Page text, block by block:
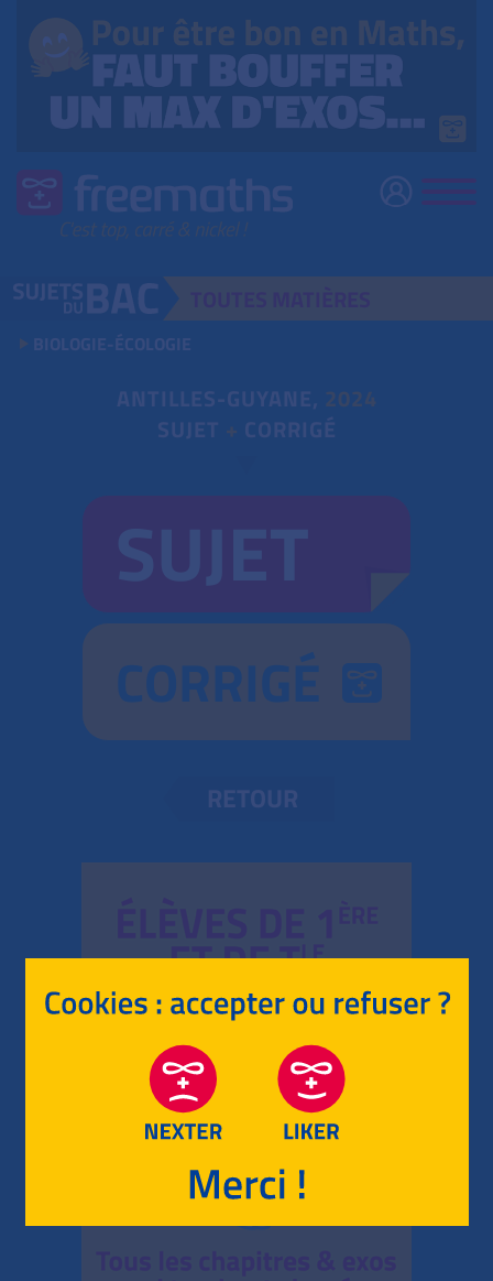
BIOLOGIE-ÉCOLOGIE
ANTILLES-GUYANE, 2024
SUJET + CORRIGÉ
CORRIGÉ
RETOUR